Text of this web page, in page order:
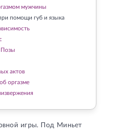
мужчины
помощи губ и языка
Позы
актов
оргазме
игры. Под Миньет